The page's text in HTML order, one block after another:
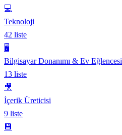
💻
Teknoloji
42 liste
🖥️
Bilgisayar Donanımı & Ev Eğlencesi
13 liste
🎥
İçerik Üreticisi
9 liste
💾